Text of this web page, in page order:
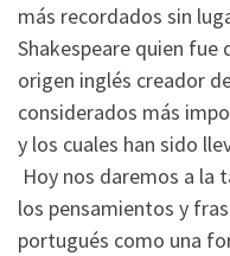
más recordados sin
Shakespeare quien
origen inglés creador
considerados más
y los cuales han sido
Hoy nos daremos a la
los pensamientos y
portugués como una